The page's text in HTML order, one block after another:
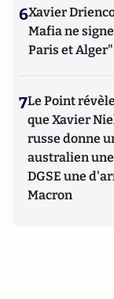
6Xavier
Mafia ne
Paris et Alger"
7Le Point
que Xavier
russe donne
australien
DGSE une
Macron